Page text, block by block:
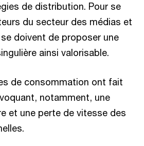
de distribution. Pour se
du secteur des médias et
doivent de proposer une
ainsi valorisable.
de consommation ont fait
notamment, une
et une perte de vitesse des